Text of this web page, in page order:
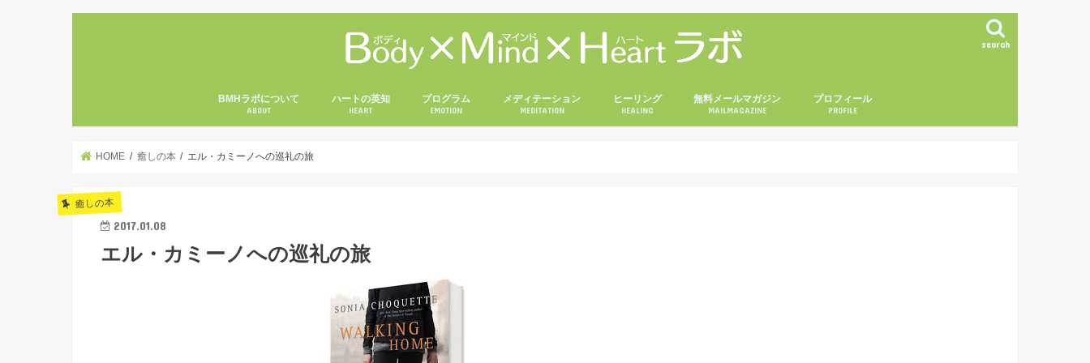
search
BMHラボについて
ABOUT
ハートの英知
HEART
プログラム
EMOTION
メディテーション
MEDITATION
ヒーリング
HEALING
無料メールマガジン
MAILMAGAZINE
プロフィール
PROFILE
HOME 癒しの本 エル・カミーノへの巡礼の旅
癒しの本
2017.01.08
エル・カミーノへの巡礼の旅